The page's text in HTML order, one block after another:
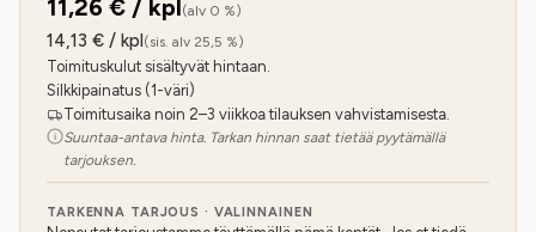
11,26 € / kpl(alv 0 %)
14,13 € / kpl(sis. alv 25,5 %)
Toimituskulut sisältyvät hintaan.
Silkkipainatus (1-väri)
Toimitusaika noin 2–3 viikkoa tilauksen vahvistamisesta.
Suuntaa-antava hinta. Tarkan hinnan saat tietää pyytämällä
tarjouksen.
TARKENNA TARJOUS · VALINNAINEN